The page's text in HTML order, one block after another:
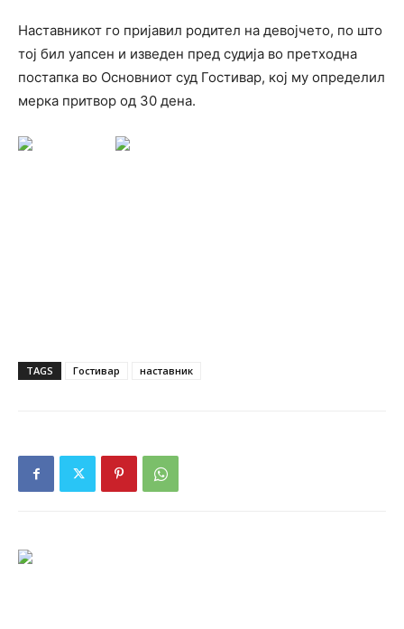
Наставникот го пријавил родител на девојчето, по што
тој бил уапсен и изведен пред судија во претходна
постапка во Основниот суд Гостивар, кој му определил
мерка притвор од 30 дена.
TAGS Гостивар наставник